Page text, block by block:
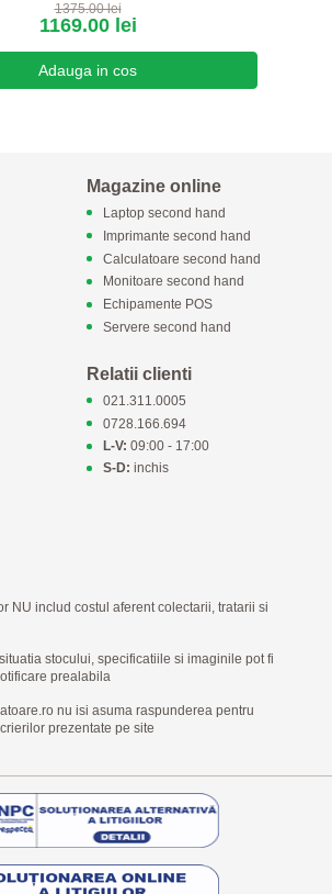
1375.00 lei
1169.00 lei
Magazine online
Laptop second hand
Imprimante second hand
Calculatoare second hand
Monitoare second hand
Echipamente POS
Servere second hand
Relatii clienti
021.311.0005
0728.166.694
L-V: 09:00 - 17:00
S-D: inchis
NU includ costul aferent colectarii, tratarii si
stocului, specificatiile si imaginile pot fi
prealabila
nu isi asuma raspunderea pentru
prezentate pe site